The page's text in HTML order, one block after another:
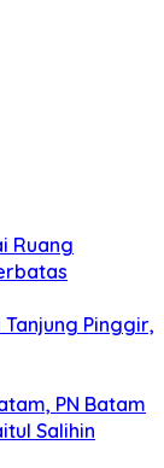
Ruang
Pinggir,
PN Batam
Salihin